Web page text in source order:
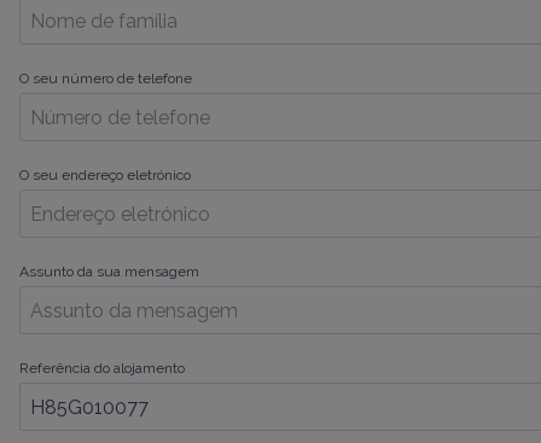
O seu número de telefone
O seu endereço eletrónico
Assunto da sua mensagem
Referência do alojamento